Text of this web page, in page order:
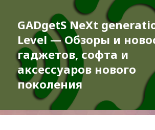
GADgetS NeXt
Level — Обзоры и
гаджетов, софта и
аксессуаров нового
поколения